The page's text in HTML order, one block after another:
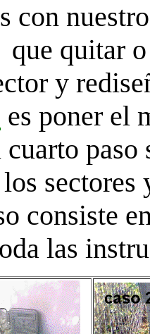
con
quitar
y
es poner el
cuarto
consiste
las